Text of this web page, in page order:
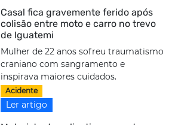
Casal fica gravemente ferido após
colisão entre moto e carro no trevo
de Iguatemi
Mulher de 22 anos sofreu traumatismo
craniano com sangramento e
inspirava maiores cuidados.
Acidente
Ler artigo